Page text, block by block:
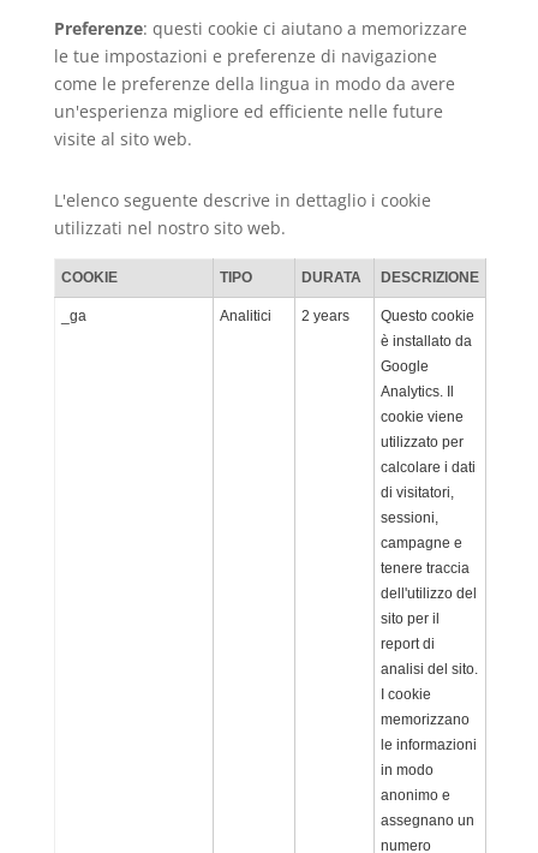
Preferenze: questi cookie ci aiutano a memorizzare
le tue impostazioni e preferenze di navigazione
come le preferenze della lingua in modo da avere
un'esperienza migliore ed efficiente nelle future
visite al sito web.
L'elenco seguente descrive in dettaglio i cookie
utilizzati nel nostro sito web.
COOKIE TIPO DURATA DESCRIZIONE
_ga Analitici 2 years
Questo cookie
è installato da
Google
Analytics. Il
cookie viene
utilizzato per
calcolare i dati
di visitatori,
sessioni,
campagne e
tenere traccia
dell'utilizzo del
sito per il
report di
analisi del sito.
I cookie
memorizzano
le informazioni
in modo
anonimo e
assegnano un
numero